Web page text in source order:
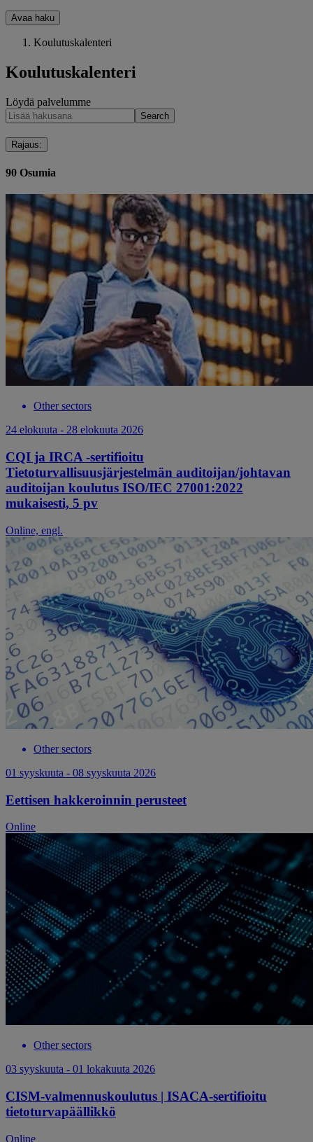
Avaa haku
Koulutuskalenteri
Koulutuskalenteri
Löydä palvelumme
Search
Rajaus:
90 Osumia
Other sectors
24 elokuuta - 28 elokuuta 2026
CQI ja IRCA -sertifioitu
Tietoturvallisuusjärjestelmän auditoijan/johtavan
auditoijan koulutus ISO/IEC 27001:2022
mukaisesti, 5 pv
Online, engl.
Other sectors
01 syyskuuta - 08 syyskuuta 2026
Eettisen hakkeroinnin perusteet
Online
Other sectors
03 syyskuuta - 01 lokakuuta 2026
CISM-valmennuskoulutus | ISACA-sertifioitu
tietoturvapäällikkö
Online